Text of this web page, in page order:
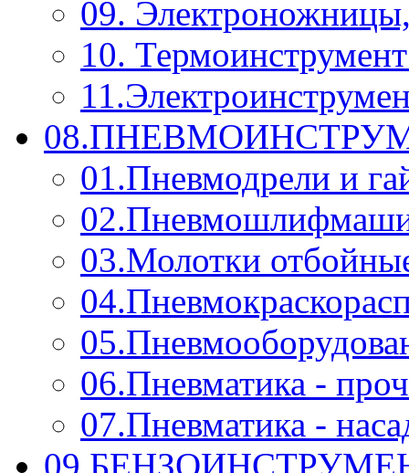
09.
10.
01.Пневмодрели и
03.Молотки
06.Пневматика -
07.Пневматика -